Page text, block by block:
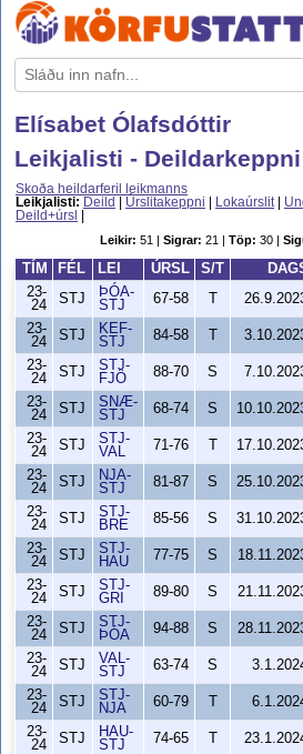
Elísabet Ólafsdóttir
Leikjalisti - Deildarkeppni
Skoða heildarferil leikmanns
Leikjalisti: Deild Úrslitakeppni Lokaúrslit|
Deild+úrsl
Leikir: 51 | Sigrar: 21 | Töp: 30 |
TÍM FÉL LEI ÚRSL S/T
23-
24
STJ
ÞÓA-
STJ
67-58
23-
24
STJ
KEF-
STJ
84-58
23-
24
STJ
STJ-
FJÖ
88-70 S
23-
24
STJ
SNÆ-
STJ
68-74 S
23-
24
STJ
STJ-
VAL
71-76
23-
24
STJ
NJA-
STJ
81-87 S
23-
24
STJ
STJ-
BRE
85-56 S
23-
24
STJ
STJ-
HAU
77-75 S
23-
24
STJ
STJ-
GRI
89-80 S
23-
24
STJ
STJ-
ÞÓA
94-88 S
23-
24
STJ
VAL-
STJ
63-74 S
23-
24
STJ
STJ-
NJA
60-79
23-
24
STJ
HAU-
STJ
74-65